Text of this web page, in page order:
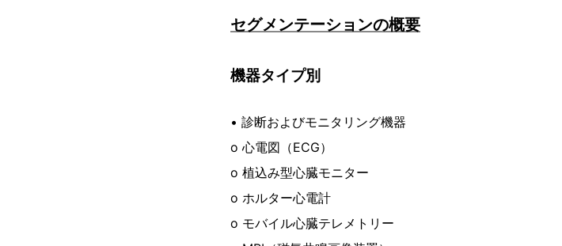
セグメンテーションの概要
機器タイプ別
• 診断およびモニタリング機器
o 心電図（ECG）
o 植込み型心臓モニター
o ホルター心電計
o モバイル心臓テレメトリー